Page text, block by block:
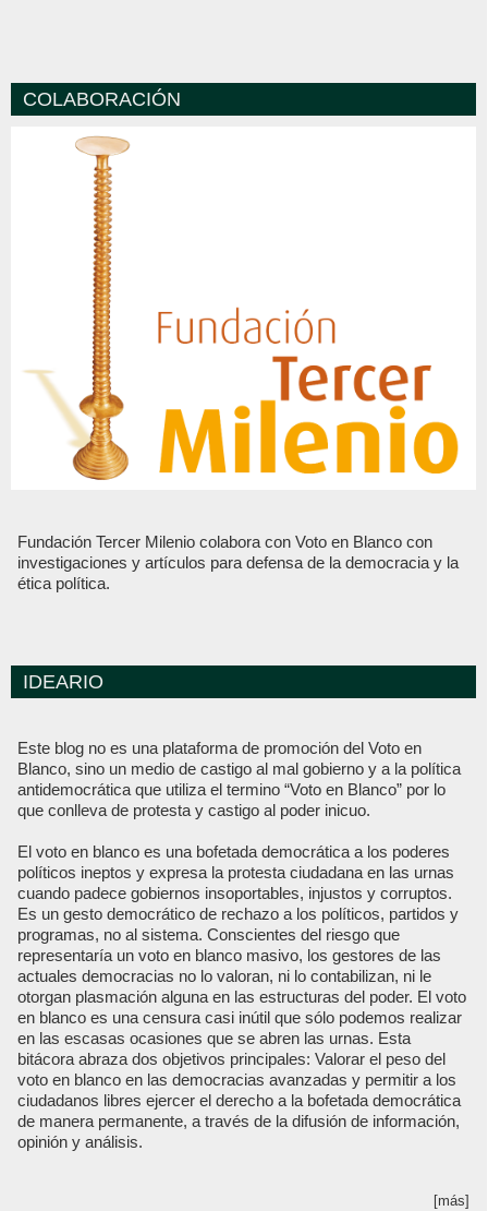
COLABORACIÓN
Fundación Tercer Milenio colabora con Voto en Blanco con
investigaciones y artículos para defensa de la democracia y la
ética política.
IDEARIO
Este blog no es una plataforma de promoción del Voto en
Blanco, sino un medio de castigo al mal gobierno y a la política
antidemocrática que utiliza el termino “Voto en Blanco” por lo
que conlleva de protesta y castigo al poder inicuo.
El voto en blanco es una bofetada democrática a los poderes
políticos ineptos y expresa la protesta ciudadana en las urnas
cuando padece gobiernos insoportables, injustos y corruptos.
Es un gesto democrático de rechazo a los políticos, partidos y
programas, no al sistema. Conscientes del riesgo que
representaría un voto en blanco masivo, los gestores de las
actuales democracias no lo valoran, ni lo contabilizan, ni le
otorgan plasmación alguna en las estructuras del poder. El voto
en blanco es una censura casi inútil que sólo podemos realizar
en las escasas ocasiones que se abren las urnas. Esta
bitácora abraza dos objetivos principales: Valorar el peso del
voto en blanco en las democracias avanzadas y permitir a los
ciudadanos libres ejercer el derecho a la bofetada democrática
de manera permanente, a través de la difusión de información,
opinión y análisis.
[más]